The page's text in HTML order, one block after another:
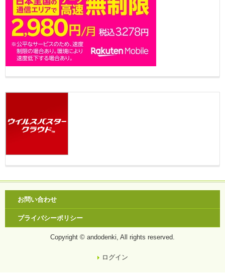
お問い合わせ
プライバシーポリシー
Copyright © andodenki, All rights reserved.
ログイン